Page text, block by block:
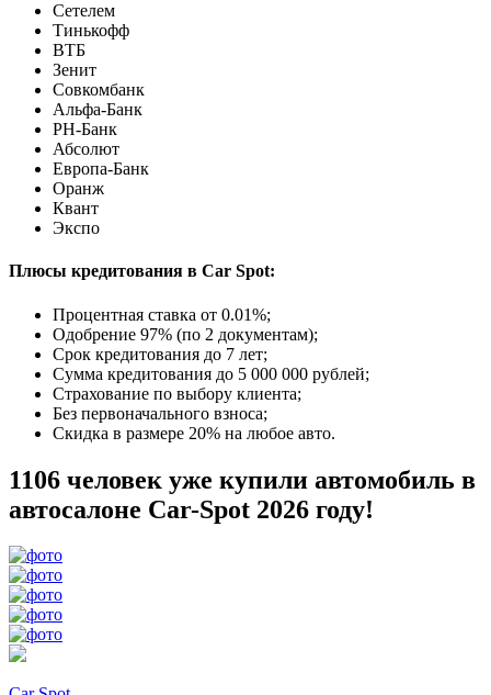
Сетелем
Тинькофф
ВТБ
Зенит
Совкомбанк
Альфа-Банк
РН-Банк
Абсолют
Европа-Банк
Оранж
Квант
Экспо
Плюсы кредитования в Car Spot:
Процентная ставка от 0.01%;
Одобрение 97% (по 2 документам);
Срок кредитования до 7 лет;
Сумма кредитования до 5 000 000 рублей;
Страхование по выбору клиента;
Без первоначального взноса;
Скидка в размере 20% на любое авто.
1106 человек уже купили автомобиль в
автосалоне Car-Spot 2026 году!